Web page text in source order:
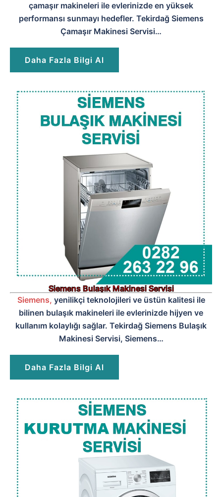
çamaşır makineleri ile evlerinizde en yüksek
performansı sunmayı hedefler. Tekirdağ Siemens
Çamaşır Makinesi Servisi…
Daha Fazla Bilgi Al
Siemens Bulaşık Makinesi Servisi
Siemens, yenilikçi teknolojileri ve üstün kalitesi ile
bilinen bulaşık makineleri ile evlerinizde hijyen ve
kullanım kolaylığı sağlar. Tekirdağ Siemens Bulaşık
Makinesi Servisi, Siemens…
Daha Fazla Bilgi Al